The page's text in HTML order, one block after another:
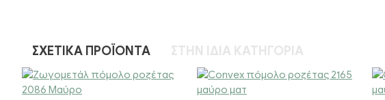
ΣΧΕΤΙΚΆ ΠΡΟΪΌΝΤΑ ΣΤΗΝ ΊΔΙΑ ΚΑΤΗΓΟΡΊΑ